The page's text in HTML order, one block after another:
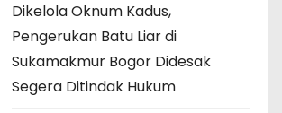
Dikelola Oknum Kadus,
Pengerukan Batu Liar di
Sukamakmur Bogor Didesak
Segera Ditindak Hukum